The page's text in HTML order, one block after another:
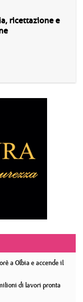
ricettazione e
a Olbia e accende il
di lavori pronta